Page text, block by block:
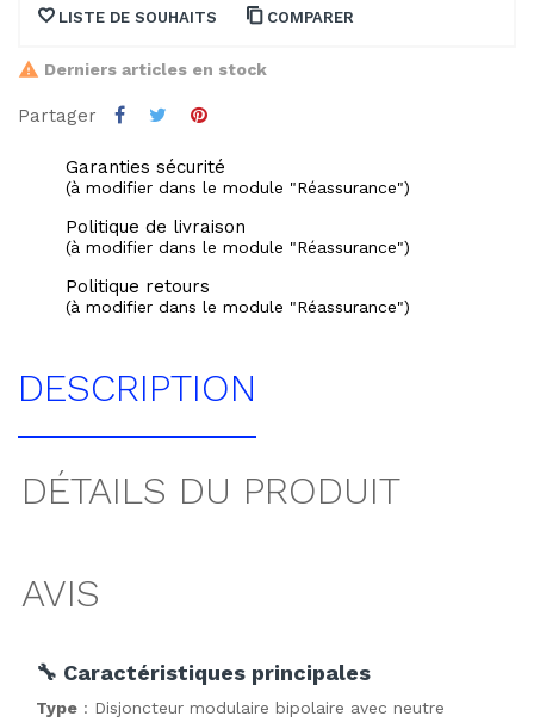
LISTE DE SOUHAITS COMPARER
Derniers articles en stock
Partager
Garanties sécurité
(à modifier dans le module "Réassurance")
Politique de livraison
(à modifier dans le module "Réassurance")
Politique retours
(à modifier dans le module "Réassurance")
DESCRIPTION
DÉTAILS DU PRODUIT
AVIS
🔧 Caractéristiques principales
Type : Disjoncteur modulaire bipolaire avec neutre